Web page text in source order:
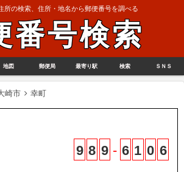
所の検索、住所・地名から郵便番号を調べる
番号検索
地図 郵便局 最寄り駅 検索 ＳＮＳ
崎市 幸町
9 8 9 - 6 1 0 6